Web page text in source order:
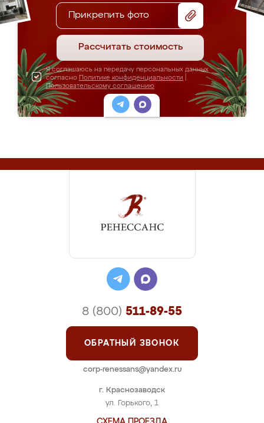
Прикрепить фото
Рассчитать стоимость
Я соглашаюсь на передачу персональных данных
согласно Политике конфиденциальности
Пользовательскому соглашению
г. Краснозаводск
ул. Горького, 1
8 (800) 511-89-55
ОБРАТНЫЙ ЗВОНОК
corp-renessans@yandex.ru